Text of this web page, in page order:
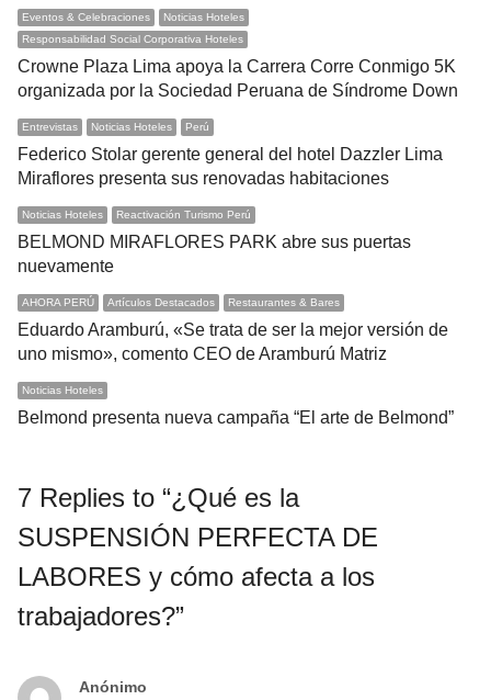
Eventos & Celebraciones
Noticias Hoteles
Responsabilidad Social Corporativa Hoteles
Crowne Plaza Lima apoya la Carrera Corre Conmigo 5K
organizada por la Sociedad Peruana de Síndrome Down
Entrevistas Noticias Hoteles Perú
Federico Stolar gerente general del hotel Dazzler Lima
Miraflores presenta sus renovadas habitaciones
Noticias Hoteles Reactivación Turismo Perú
BELMOND MIRAFLORES PARK abre sus puertas
nuevamente
AHORA PERÚ Artículos Destacados Restaurantes & Bares
Eduardo Aramburú, «Se trata de ser la mejor versión de
uno mismo», comento CEO de Aramburú Matriz
Noticias Hoteles
Belmond presenta nueva campaña “El arte de Belmond”
7 Replies to “¿Qué es la
SUSPENSIÓN PERFECTA DE
LABORES y cómo afecta a los
trabajadores?”
Anónimo